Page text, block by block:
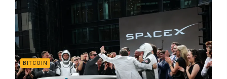
BITCOIN